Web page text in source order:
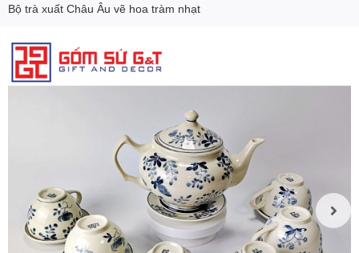
Bộ trà xuất Châu Âu vẽ hoa tràm nhạt